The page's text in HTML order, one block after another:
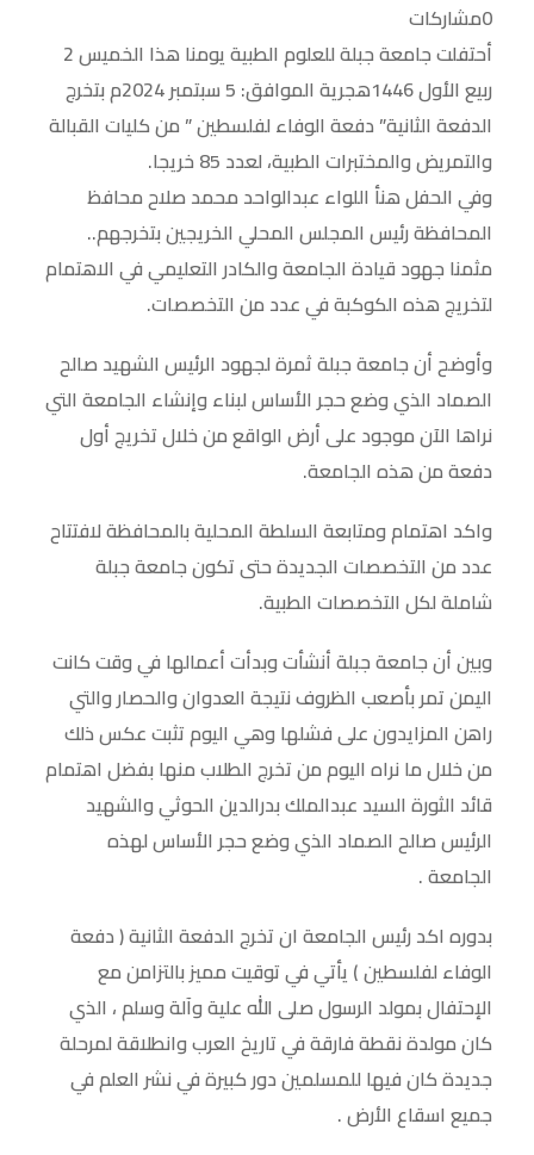
0مشاركات
أحتفلت جامعة جبلة للعلوم الطبية يومنا هذا الخميس 2
ربيع الأول 1446هجرية الموافق: 5 سبتمبر 2024م بتخرج
الدفعة الثانية” دفعة الوفاء لفلسطين ” من كليات القبالة
والتمريض والمختبرات الطبية، لعدد 85 خريجا.
وفي الحفل هنأ اللواء عبدالواحد محمد صلاح محافظ
المحافظة رئيس المجلس المحلي الخريجين بتخرجهم..
مثمنا جهود قيادة الجامعة والكادر التعليمي في الاهتمام
لتخريج هذه الكوكبة في عدد من التخصصات.
وأوضح أن جامعة جبلة ثمرة لجهود الرئيس الشهيد صالح
الصماد الذي وضع حجر الأساس لبناء وإنشاء الجامعة التي
نراها الآن موجود على أرض الواقع من خلال تخريج أول
دفعة من هذه الجامعة.
واكد اهتمام ومتابعة السلطة المحلية بالمحافظة لافتتاح
عدد من التخصصات الجديدة حتى تكون جامعة جبلة
شاملة لكل التخصصات الطبية.
وبين أن جامعة جبلة أنشأت وبدأت أعمالها في وقت كانت
اليمن تمر بأصعب الظروف نتيجة العدوان والحصار والتي
راهن المزايدون على فشلها وهي اليوم تثبت عكس ذلك
من خلال ما نراه اليوم من تخرج الطلاب منها بفضل اهتمام
قائد الثورة السيد عبدالملك بدرالدين الحوثي والشهيد
الرئيس صالح الصماد الذي وضع حجر الأساس لهذه
الجامعة .
بدوره اكد رئيس الجامعة ان تخرج الدفعة الثانية ( دفعة
الوفاء لفلسطين ) يأتي في توقيت مميز بالتزامن مع
الإحتفال بمولد الرسول صلى الله علية وآلة وسلم ، الذي
كان مولدة نقطة فارقة في تاريخ العرب وانطلاقة لمرحلة
جديدة كان فيها للمسلمين دور كبيرة في نشر العلم في
جميع اسقاع الأرض .